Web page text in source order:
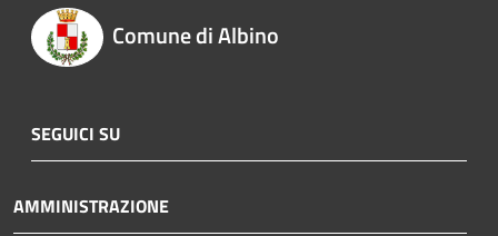
Comune di Albino
SEGUICI SU
AMMINISTRAZIONE